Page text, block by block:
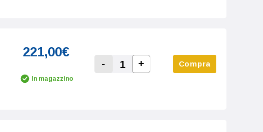
221,00€
In magazzino Decrease Quantity:
-
Increase Quantity:
+ Compra